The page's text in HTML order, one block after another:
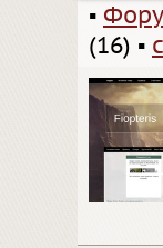
▪
(16) ▪